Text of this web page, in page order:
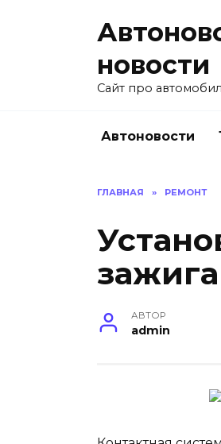
новости
Сайт про
Автоновости
ГЛАВНАЯ » РЕМОНТ
АВТОР
admin